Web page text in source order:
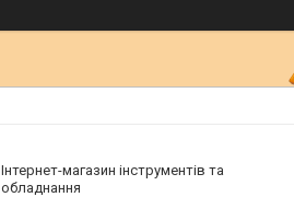
Інтернет-магазин інструментів та
обладнання